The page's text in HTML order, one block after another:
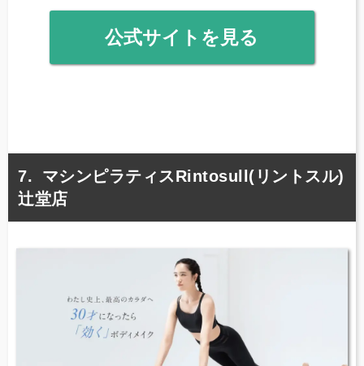
公式サイトを見る
マシンピラティスRintosull(リントスル)
辻堂店